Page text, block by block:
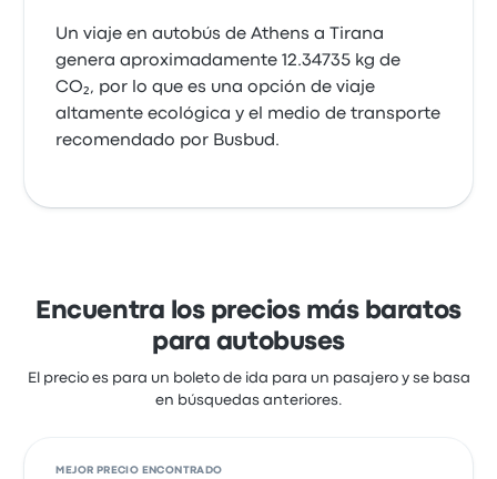
Un viaje en autobús de Athens a Tirana
genera aproximadamente 12.34735 kg de
CO₂, por lo que es una opción de viaje
altamente ecológica y el medio de transporte
recomendado por Busbud.
Encuentra los precios más baratos
para autobuses
El precio es para un boleto de ida para un pasajero y se basa
en búsquedas anteriores.
MEJOR PRECIO ENCONTRADO